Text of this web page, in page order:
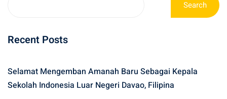
Search
Recent Posts
Selamat Mengemban Amanah Baru Sebagai Kepala
Sekolah Indonesia Luar Negeri Davao, Filipina